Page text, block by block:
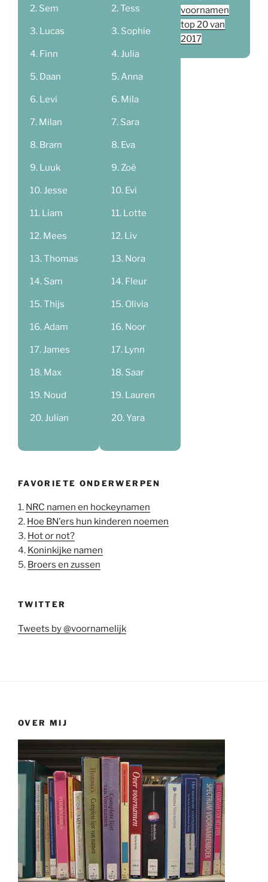
Sem
Lucas
Finn
Daan
Levi
Milan
Bram
Luuk
Jesse
Liam
Mees
Thomas
Sam
Thijs
Adam
James
Max
Noud
Julian
Tess
Sophie
Julia
Anna
Mila
Sara
Eva
Zoë
Evi
Lotte
Liv
Nora
Fleur
Olivia
Noor
Lynn
Saar
Lauren
Yara
voornamen
top 20 van
2017
FAVORIETE ONDERWERPEN
1. NRC namen en hockeynamen
2. Hoe BN'ers hun kinderen noemen
3. Hot or not?
4. Koninkijke namen
5. Broers en zussen
TWITTER
Tweets by @voornamelijk
OVER MIJ